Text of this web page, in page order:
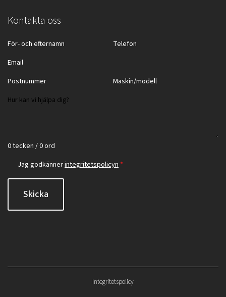
Kontakta oss
0 tecken / 0 ord
Jag godkännerintegritetspolicyn *
Skicka
Integritetspolicy